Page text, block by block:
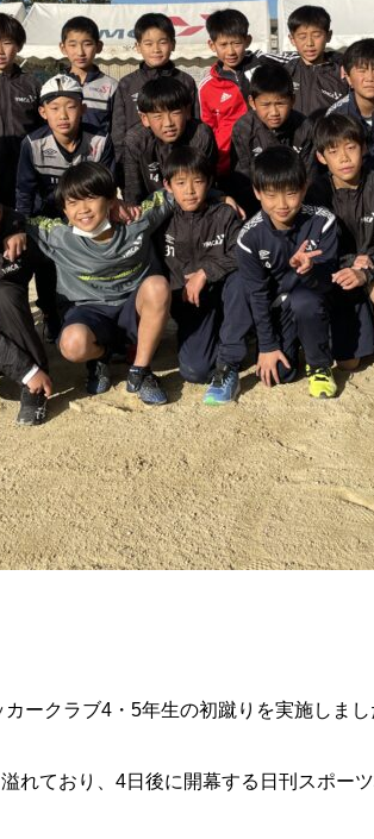
ークラブ4・5年生の初蹴りを実施しまし
れており、4日後に開幕する日刊スポー